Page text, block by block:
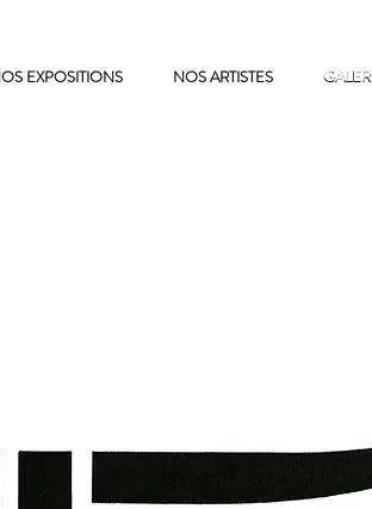
EXPOSITIONS NOS ARTISTES